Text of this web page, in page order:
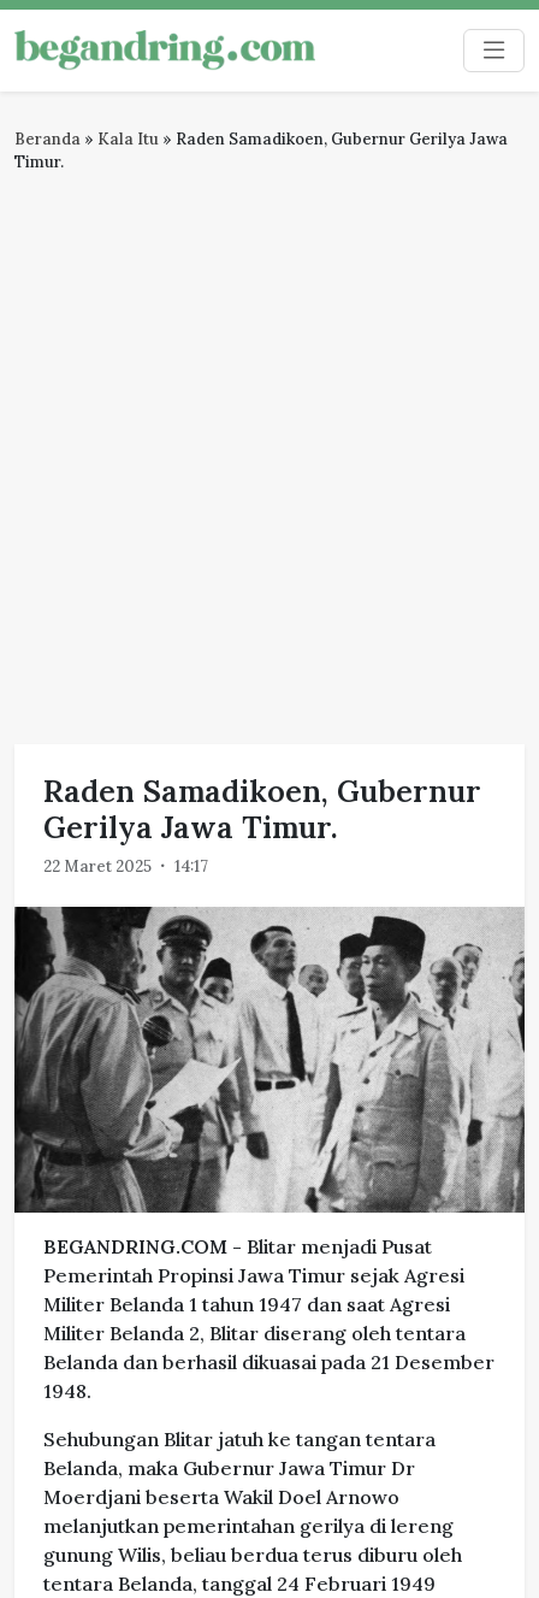
Skip
to
content
Begandring
Menjaga ingatan untuk masa depan
Beranda » Kala Itu » Raden Samadikoen, Gubernur Gerilya Jawa
Timur.
Raden Samadikoen, Gubernur
Gerilya Jawa Timur.
22 Maret 2025 14:17
BEGANDRING.COM - Blitar menjadi Pusat
Pemerintah Propinsi Jawa Timur sejak Agresi
Militer Belanda 1 tahun 1947 dan saat Agresi
Militer Belanda 2, Blitar diserang oleh tentara
Belanda dan berhasil dikuasai pada 21 Desember
1948.
Sehubungan Blitar jatuh ke tangan tentara
Belanda, maka Gubernur Jawa Timur Dr
Moerdjani beserta Wakil Doel Arnowo
melanjutkan pemerintahan gerilya di lereng
gunung Wilis, beliau berdua terus diburu oleh
tentara Belanda, tanggal 24 Februari 1949